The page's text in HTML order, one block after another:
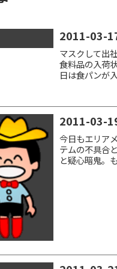
2011-03-
マスクして出
食料品の入荷
日は食パンが
2011-03-
今日もエリア
テムの不具合
と疑心暗鬼。